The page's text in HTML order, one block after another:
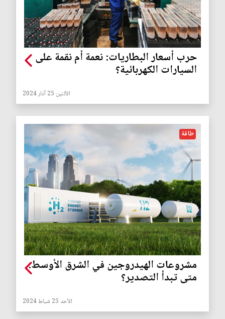
حرب أسعار البطاريات: نعمة أم نقمة على
السيارات الكهربائية؟
الأثنين 25 آذار 2024
طاقة
مشروعات الهيدروجين في الشرق الأوسط:
متى تبدأ التصدير؟
الأحد 25 شباط 2024